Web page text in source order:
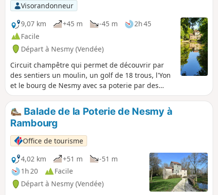
Visorandonneur
9,07 km
+45 m -45 m
2h 45
Facile
Départ à Nesmy (Vendée)
Circuit champêtre qui permet de découvrir par
des sentiers un moulin, un golf de 18 trous, l'Yon
et le bourg de Nesmy avec sa poterie par des
sentiers.
Balade de la Poterie de Nesmy à
Rambourg
Office de tourisme
4,02 km
+51 m
-51 m
1h 20
Facile
Départ à Nesmy (Vendée)